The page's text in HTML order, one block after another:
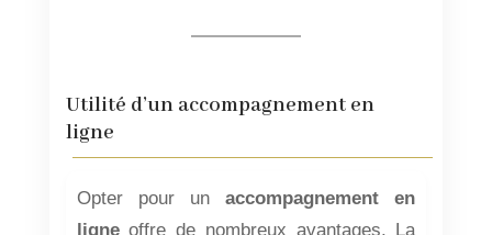
Utilité d’un accompagnement en
ligne
Opter pour unaccompagnement en
ligneoffre de nombreux avantages. La